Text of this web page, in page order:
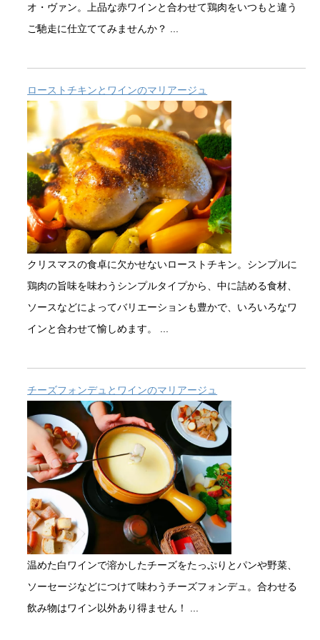
オ・ヴァン。上品な赤ワインと合わせて鶏肉をいつもと違う
ご馳走に仕立ててみませんか？ ...
ローストチキンとワインのマリアージュ
クリスマスの食卓に欠かせないローストチキン。シンプルに
鶏肉の旨味を味わうシンプルタイプから、中に詰める食材、
ソースなどによってバリエーションも豊かで、いろいろなワ
インと合わせて愉しめます。 ...
チーズフォンデュとワインのマリアージュ
温めた白ワインで溶かしたチーズをたっぷりとパンや野菜、
ソーセージなどにつけて味わうチーズフォンデュ。合わせる
飲み物はワイン以外あり得ません！ ...